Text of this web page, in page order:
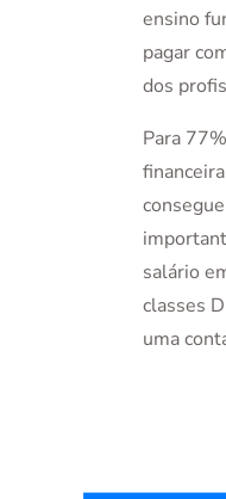
ensino
pagar
dos
Para
salário
classes
uma